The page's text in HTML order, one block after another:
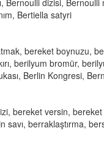
dizisi,
Bertiella satyri
bereket boynuzu,
berilyum bromür,
Berlin Kongresi,
bereket versin,
savı, berraklaştırma,